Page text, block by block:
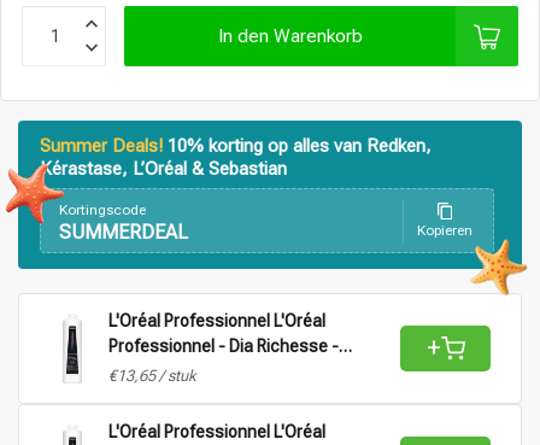
Stylingprodukte Haarfärbung
In den Warenkorb
Summer Deals! 10% korting op alles van Redken,
Kérastase, L’Oréal & Sebastian
Kortingscode
SUMMERDEAL Kopieren
L'Oréal Professionnel L'Oréal
Professionnel - Dia Richesse -
Aktivator Vol 9 (2,7%) |
1L
€13,65 / stuk
+
L'Oréal Professionnel L'Oréal